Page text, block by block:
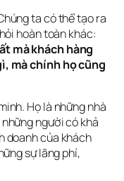
ta có thể tạo ra
mà khách hàng
mà chính họ cũng
Họ là những nhà
người có khả
doanh của khách
sự lãng phí,